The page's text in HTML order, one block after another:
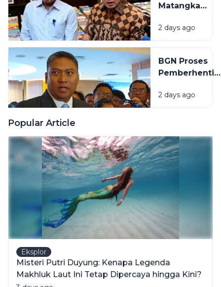
Selatan untuk
Mitigasi
Kebakaran
Hutan
Matangkan
Buku Ajar
Nasional,
Soroti
Kualitas
Fisik Buku
2 days ago
BGN Proses
66 Kepala
Dapur MBG,
Disiplin
Hukum
2 days ago
Popular Article
Eksplor
Misteri Putri Duyung: Kenapa Legenda
Makhluk Laut Ini Tetap Dipercaya hingga Kini?